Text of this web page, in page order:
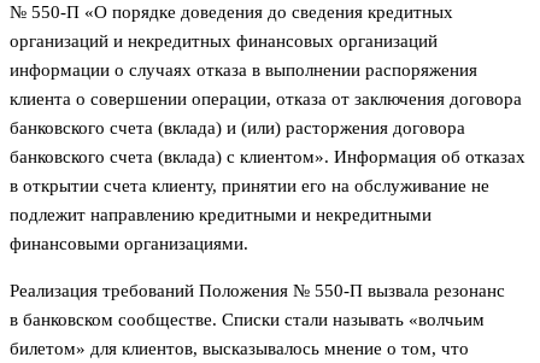
№ 550-П «О порядке доведения до сведения кредитных
организаций и некредитных финансовых организаций
информации о случаях отказа в выполнении распоряжения
клиента о совершении операции, отказа от заключения договора
банковского счета (вклада) и (или) расторжения договора
банковского счета (вклада) с клиентом». Информация об отказах
в открытии счета клиенту, принятии его на обслуживание не
подлежит направлению кредитными и некредитными
финансовыми организациями.
Реализация требований Положения № 550-П вызвала резонанс
в банковском сообществе. Списки стали называть «волчьим
билетом» для клиентов, высказывалось мнение о том, что